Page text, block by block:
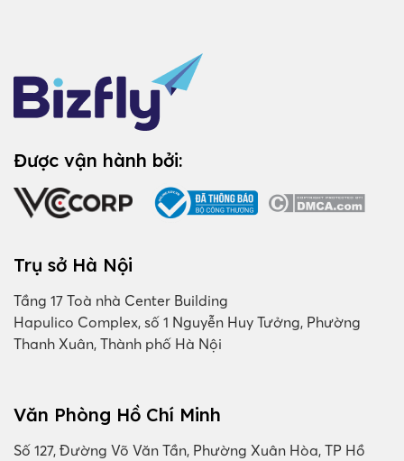
Được vận hành bởi:
Trụ sở Hà Nội
Tầng 17 Toà nhà Center Building
Hapulico Complex, số 1 Nguyễn Huy Tưởng, Phường
Thanh Xuân, Thành phố Hà Nội
Văn Phòng Hồ Chí Minh
Số 127, Đường Võ Văn Tần, Phường Xuân Hòa, TP Hồ